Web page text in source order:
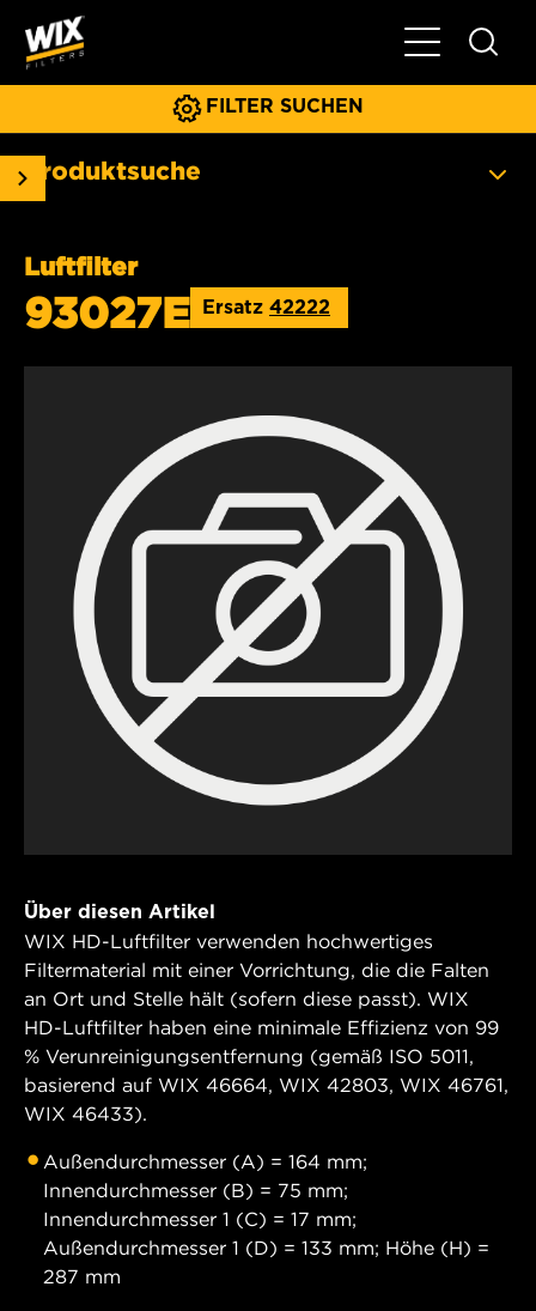
FILTER SUCHEN
Produktsuche
Luftfilter
93027E Ersatz 42222
Über diesen Artikel
WIX HD-Luftfilter verwenden hochwertiges
Filtermaterial mit einer Vorrichtung, die die Falten
an Ort und Stelle hält (sofern diese passt). WIX
HD-Luftfilter haben eine minimale Effizienz von 99
% Verunreinigungsentfernung (gemäß ISO 5011,
basierend auf WIX 46664, WIX 42803, WIX 46761,
WIX 46433).
Außendurchmesser (A) = 164 mm;
Innendurchmesser (B) = 75 mm;
Innendurchmesser 1 (C) = 17 mm;
Außendurchmesser 1 (D) = 133 mm; Höhe (H) =
287 mm